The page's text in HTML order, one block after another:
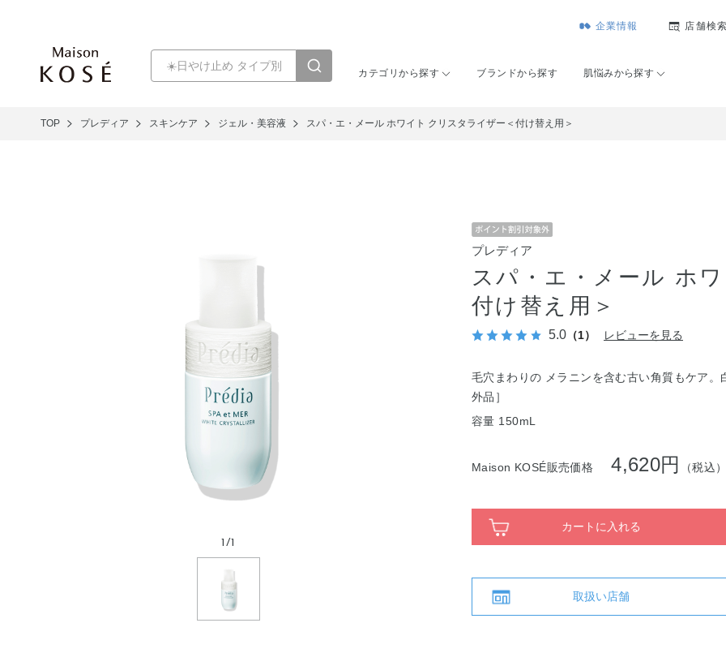
企業情報 店舗検索
カテゴリから探す ブランドから探す 肌悩みから探す
TOP プレディア スキンケア ジェル・美容液 スパ・エ・メール ホワイト クリスタライザー＜付け替え用＞
1 /1
プレディア
スパ・エ・メール ホ
付け替え用＞
5.0 （1） レビューを見る
毛穴まわりの メラニンを含む古い角質もケア
外品］
容量 150mL
Maison KOSÉ販売価格 4,620円 （税込）
カートに入れる
取扱い店舗